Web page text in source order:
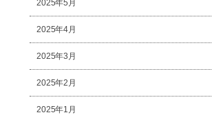
2025年5月
2025年4月
2025年3月
2025年2月
2025年1月